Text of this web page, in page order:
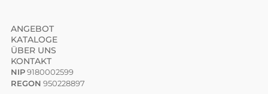
ANGEBOT
KATALOGE
ÜBER UNS
KONTAKT
NIP 9180002599
REGON 950228897